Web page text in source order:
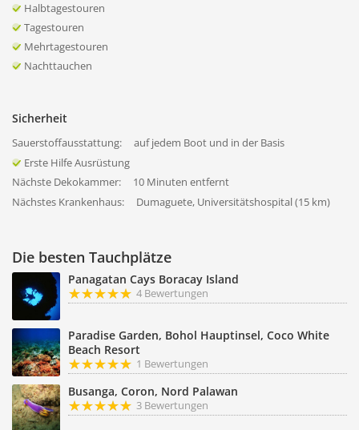
Halbtagestouren
Tagestouren
Mehrtagestouren
Nachttauchen
Sicherheit
Sauerstoffausstattung:
auf jedem Boot und in der Basis
Erste Hilfe Ausrüstung
Nächste Dekokammer:
10 Minuten entfernt
Nächstes Krankenhaus:
Dumaguete, Universitätshospital (15 km)
Die besten Tauchplätze
Panagatan Cays Boracay Island
4 Bewertungen
Paradise Garden, Bohol Hauptinsel, Coco White
Beach Resort
1 Bewertungen
Busanga, Coron, Nord Palawan
3 Bewertungen